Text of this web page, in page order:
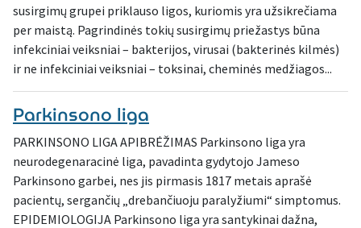
susirgimų grupei priklauso ligos, kuriomis yra užsikrečiama
per maistą. Pagrindinės tokių susirgimų priežastys būna
infekciniai veiksniai – bakterijos, virusai (bakterinės kilmės)
ir ne infekciniai veiksniai – toksinai, cheminės medžiagos...
Parkinsono liga
PARKINSONO LIGA APIBRĖŽIMAS Parkinsono liga yra
neurodegenaracinė liga, pavadinta gydytojo Jameso
Parkinsono garbei, nes jis pirmasis 1817 metais aprašė
pacientų, sergančių „drebančiuoju paralyžiumi“ simptomus.
EPIDEMIOLOGIJA Parkinsono liga yra santykinai dažna,